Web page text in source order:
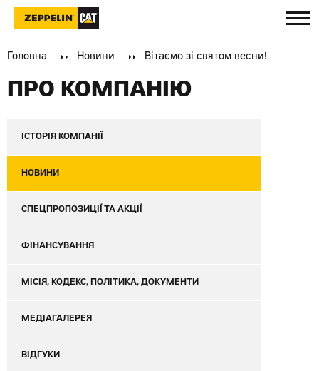
Головна Новини Вітаємо зі святом весни!
ПРО КОМПАНІЮ
ІСТОРІЯ КОМПАНІЇ
НОВИНИ
СПЕЦПРОПОЗИЦІЇ ТА АКЦІЇ
ФІНАНСУВАННЯ
МІСІЯ, КОДЕКС, ПОЛІТИКА, ДОКУМЕНТИ
МЕДІАГАЛЕРЕЯ
ВІДГУКИ